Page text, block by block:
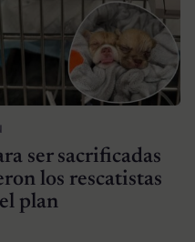
ser sacrificadas
los rescatistas
plan